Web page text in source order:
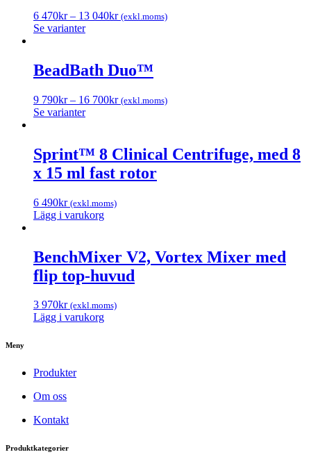
6 470kr– 13 040kr (exkl.moms)
Se varianter
BeadBath Duo™
9 790kr– 16 700kr (exkl.moms)
Se varianter
Sprint™ 8 Clinical Centrifuge, med 8
x 15 ml fast rotor
6 490kr (exkl.moms)
Lägg i varukorg
BenchMixer V2, Vortex Mixer med
flip top-huvud
3 970kr (exkl.moms)
Lägg i varukorg
Meny
Produkter
Om oss
Kontakt
Produktkategorier